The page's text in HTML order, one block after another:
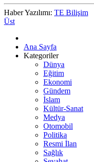
Haber Yazılımı: TE Bilişim
Üst
Ana Sayfa
Kategoriler
Dünya
Eğitim
Ekonomi
Gündem
İslam
Kültür-Sanat
Medya
Otomobil
Politika
Resmi İlan
Sağlık